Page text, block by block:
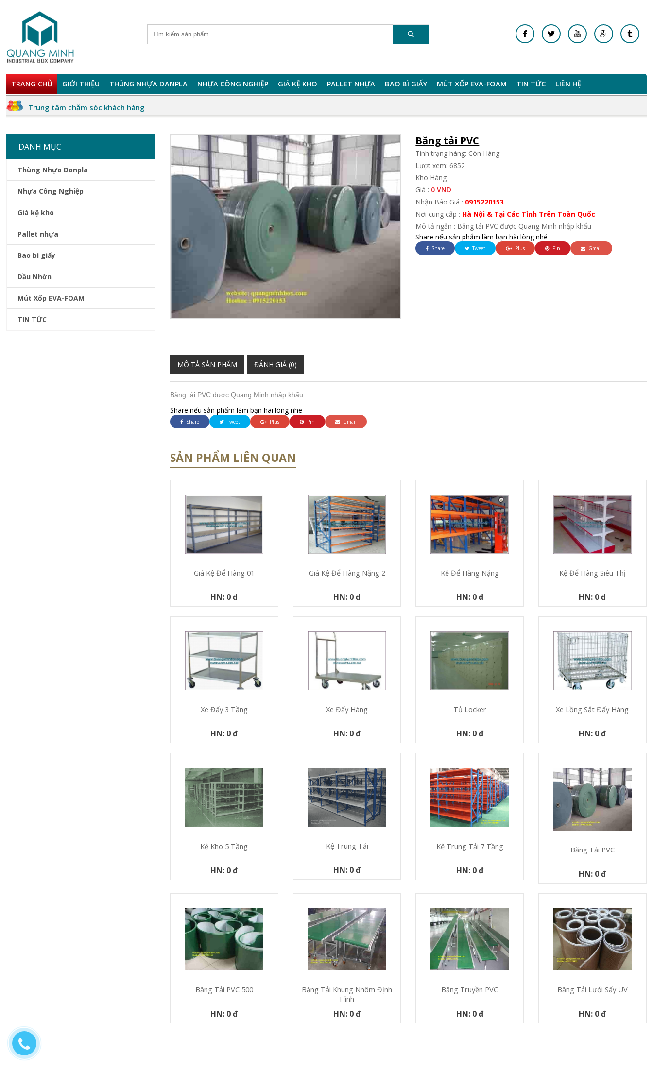
TRANG CHỦ GIỚI THIỆU THÙNG NHỰA DANPLA NHỰA CÔNG NGHIỆP GIÁ KỆ KHO PALLET NHỰA BAO BÌ GIẤY MÚT XỐP EVA-FOAM TIN TỨC LIÊN HỆ
Trung tâm chăm sóc khách hàng
DANH MỤC
Thùng Nhựa Danpla
Nhựa Công Nghiệp
Giá kệ kho
Pallet nhựa
Bao bì giấy
Dầu Nhờn
Mút Xốp EVA-FOAM
TIN TỨC
Băng tải PVC
Tình trạng hàng: Còn Hàng
Lượt xem: 6852
Kho Hàng:
Giá : 0 VND
Nhận Báo Giá : 0915220153
Nơi cung cấp : Hà Nội & Tại Các Tỉnh Trên Toàn Quốc
Mô tả ngắn : Băng tải PVC được Quang Minh nhập khẩu
Share nếu sản phẩm làm bạn hài lòng nhé :
Share Tweet Plus Pin Gmail
MÔ TẢ SẢN PHẨM ĐÁNH GIÁ (0)
Băng tải PVC được Quang Minh nhập khẩu
Share nếu sản phẩm làm bạn hài lòng nhé
Share Tweet Plus Pin Gmail
SẢN PHẨM LIÊN QUAN
Giá Kệ Để Hàng 01
HN: 0 đ
Giá Kệ Để Hàng Nặng 2
HN: 0 đ
Kệ Để Hàng Nặng
HN: 0 đ
Kệ Để Hàng Siêu Thị
HN: 0 đ
Xe Đẩy 3 Tầng
HN: 0 đ
Xe Đẩy Hàng
HN: 0 đ
Tủ Locker
HN: 0 đ
Xe Lồng Sắt Đẩy Hàng
HN: 0 đ
Kệ Kho 5 Tầng
HN: 0 đ
Kệ Trung Tải
HN: 0 đ
Kệ Trung Tải 7 Tầng
HN: 0 đ
Băng Tải PVC
HN: 0 đ
Băng Tải PVC 500
HN: 0 đ
Băng Tải Khung Nhôm Định
Hình
HN: 0 đ
Băng Truyền PVC
HN: 0 đ
Băng Tải Lưới Sấy UV
HN: 0 đ